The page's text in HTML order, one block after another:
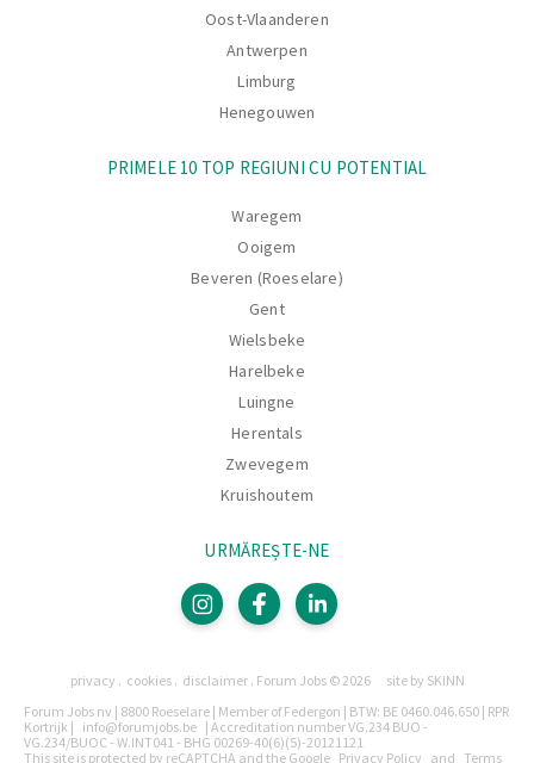
Oost-Vlaanderen
Antwerpen
Limburg
Henegouwen
PRIMELE 10 TOP REGIUNI CU POTENTIAL
Waregem
Ooigem
Beveren (Roeselare)
Gent
Wielsbeke
Harelbeke
Luingne
Herentals
Zwevegem
Kruishoutem
URMĂREȘTE-NE
Legal
Pagini
privacy cookies disclaimer Forum Jobs © 2026
site by SKINN
Forum Jobs nv | 8800 Roeselare | Member of Federgon | BTW: BE 0460.046.650 | RPR
Kortrijk | info@forumjobs.be | Accreditation number VG.234 BUO -
VG.234/BUOC - W.INT041 - BHG 00269-40(6)(5)-20121121
This site is protected by reCAPTCHA and the Google Privacy Policy and Terms